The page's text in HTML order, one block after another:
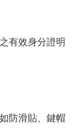
有效身分證明
防滑貼、鍵帽